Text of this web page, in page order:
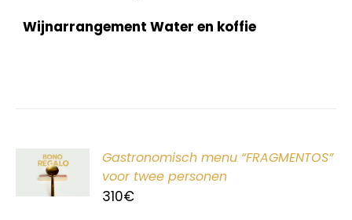
Wijnarrangement Water en koffie
Gastronomisch menu “FRAGMENTOS”
voor twee personen
310€